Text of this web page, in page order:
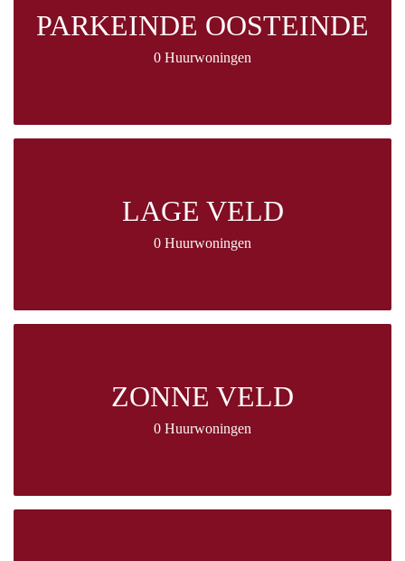
PARKEINDE OOSTEINDE
0 Huurwoningen
LAGE VELD
0 Huurwoningen
ZONNE VELD
0 Huurwoningen